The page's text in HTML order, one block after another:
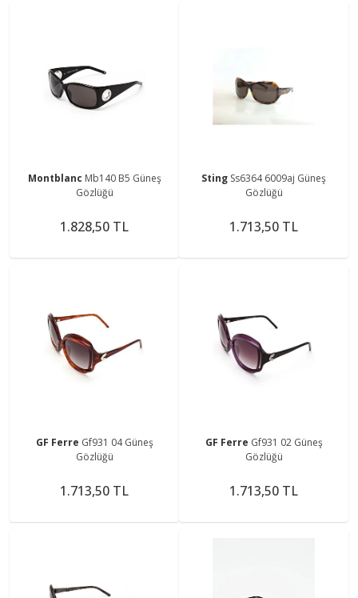
Montblanc Mb140 B5 Güneş
Gözlüğü
1.828,50 TL
Sting Ss6364 6009aj Güneş
Gözlüğü
1.713,50 TL
GF Ferre Gf931 04 Güneş
Gözlüğü
1.713,50 TL
GF Ferre Gf931 02 Güneş
Gözlüğü
1.713,50 TL